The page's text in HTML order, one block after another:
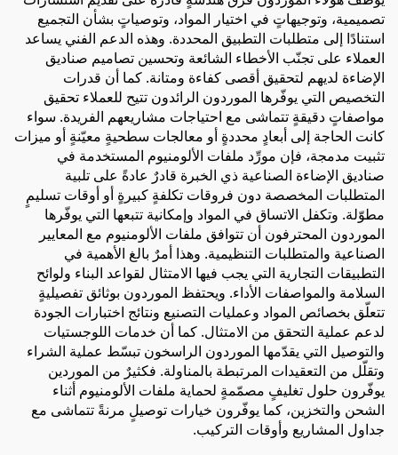
تصميمية، وتوجيهاتٍ في اختيار المواد، وتوصياتٍ بشأن التجميع
استنادًا إلى متطلبات التطبيق المحددة. وهذه الدعم الفني يساعد
العملاء على تجنّب الأخطاء الشائعة وتحسين تصاميم صناديق
الإضاءة لديهم لتحقيق أقصى كفاءة ومتانة. كما أن قدرات
التخصيص التي يوفّرها الموردون الرائدون تتيح للعملاء تحقيق
مواصفاتٍ دقيقةٍ تتماشى مع احتياجات مشاريعهم الفريدة. سواء
كانت الحاجة إلى أبعادٍ محددةٍ أو معالجات سطحيةٍ معيّنةٍ أو ميزات
تثبيت مدمجة، فإن مورِّد ملفات الألومنيوم المستخدمة في
صناديق الإضاءة الصناعية ذي الخبرة قادرٌ عادةً على تلبية
المتطلبات المخصصة دون فروقات تكلفةٍ كبيرةٍ أو أوقات تسليمٍ
مطوّلة. وتكفل الاتساق في المواد وإمكانية تتبعها التي يوفّرها
الموردون المحترفون أن تتوافق ملفات الألومنيوم مع المعايير
الصناعية والمتطلبات التنظيمية. وهذا أمرٌ بالغ الأهمية في
التطبيقات التجارية التي يجب فيها الامتثال لقواعد البناء ولوائح
السلامة والمواصفات الأداء. ويحتفظ الموردون بوثائق تفصيليةٍ
تتعلّق بخصائص المواد وعمليات التصنيع ونتائج اختبارات الجودة
لدعم عملية التحقق من الامتثال. كما أن خدمات اللوجستيات
والتوصيل التي يقدّمها الموردون الراسخون تبسّط عملية الشراء
وتقلّل من التعقيدات المرتبطة بالمناولة. فكثيرٌ من الموردين
يوفّرون حلول تغليفٍ مصمّمةٍ لحماية ملفات الألومنيوم أثناء
الشحن والتخزين، كما يوفّرون خيارات توصيلٍ مرنةً تتماشى مع
جداول المشاريع وأوقات التركيب.